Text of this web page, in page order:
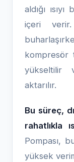
aldığı
içeri verir.
kompresör
yükseltilir
aktarılır.
Bu süreç,
rahatlıkla
Pompası,
yüksek